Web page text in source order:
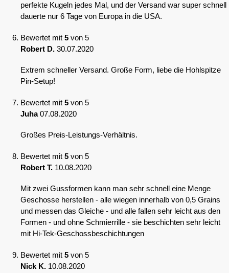
perfekte Kugeln jedes Mal, und der Versand war super schnell
dauerte nur 6 Tage von Europa in die USA.
Bewertet mit 5 von 5
Robert D. 30.07.2020
Extrem schneller Versand. Große Form, liebe die Hohlspitze
Pin-Setup!
Bewertet mit 5 von 5
Juha07.08.2020
Großes Preis-Leistungs-Verhältnis.
Bewertet mit 5 von 5
Robert T. 10.08.2020
Mit zwei Gussformen kann man sehr schnell eine Menge
Geschosse herstellen - alle wiegen innerhalb von 0,5 Grains
und messen das Gleiche - und alle fallen sehr leicht aus den
Formen - und ohne Schmierrille - sie beschichten sehr leicht
mit Hi-Tek-Geschossbeschichtungen
Bewertet mit 5 von 5
Nick K. 10.08.2020